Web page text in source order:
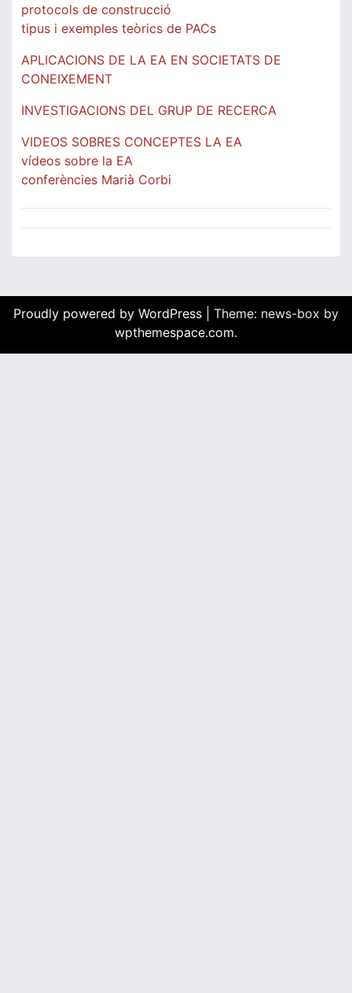
protocols de construcció
tipus i exemples teòrics de PACs
APLICACIONS DE LA EA EN SOCIETATS DE
CONEIXEMENT
INVESTIGACIONS DEL GRUP DE RECERCA
VIDEOS SOBRES CONCEPTES LA EA
vídeos sobre la EA
conferències Marià Corbi
Proudly powered by WordPress
Theme: news-box by
wpthemespace.com.